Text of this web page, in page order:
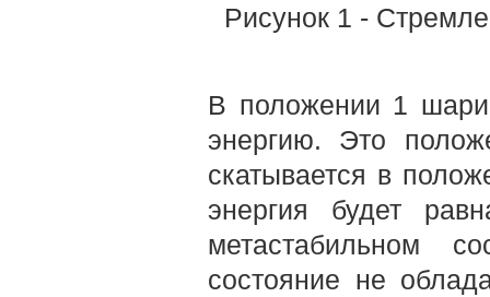
Рисунок 1 -
В положении 1
энергию. Это
скатывается в
энергия будет
метастабильном
состояние не